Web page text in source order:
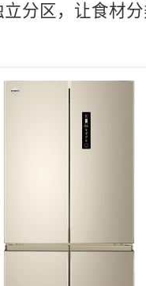
立分区，让食材